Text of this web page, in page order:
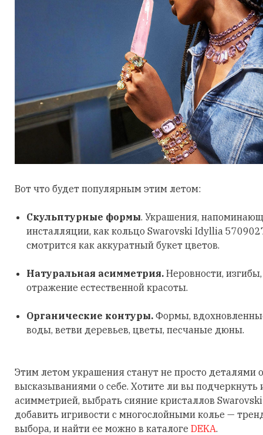
Вот что будет популярным этим летом:
Скульптурные формы. Украшения,
инсталляции, как кольцо Swarovski Idyllia
смотрится как аккуратный букет цветов.
Натуральная асимметрия. Неровности,
отражение естественной красоты.
Органические контуры. Формы,
воды, ветви деревьев, цветы, песчаные дюны.
Этим летом украшения станут не просто деталями
высказываниями о себе. Хотите ли вы подчеркнуть
асимметрией, выбрать сияние кристаллов
добавить игривости с многослойными колье —
выбора, и найти ее можно в каталоге DEKA.